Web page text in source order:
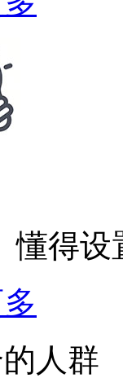
懂得设
人群